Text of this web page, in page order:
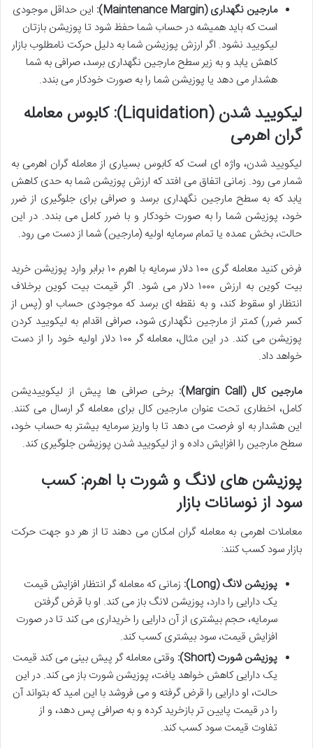
مارجین نگهداری (Maintenance Margin):
این حداقل موجودی
است که باید همیشه در حساب شما حفظ شود تا پوزیشن بازتان
لیکویید نشود. اگر ارزش پوزیشن شما به دلیل حرکت نامطلوب بازار
کاهش یابد و به زیر سطح مارجین نگهداری برسد، صرافی به شما
هشدار می دهد یا پوزیشن شما را به صورت خودکار می بندد.
لیکویید شدن (Liquidation): کابوس معامله
گران اهرمی
لیکویید شدن، واژه ای است که کابوس بسیاری از معامله گران اهرمی به
شمار می رود. زمانی اتفاق می افتد که ارزش پوزیشن شما به حدی کاهش
یابد که به سطح مارجین نگهداری برسد و صرافی برای جلوگیری از ضرر
خود، پوزیشن شما را به صورت خودکار و با ضرر کامل می بندد. در این
حالت، بخش عمده یا تمام سرمایه اولیه (مارجین) شما از دست می رود.
فرض کنید معامله گری ۱۰۰ دلار سرمایه با اهرم ۱۰ برابر وارد پوزیشن خرید
بیت کوین به ارزش ۱۰۰۰ دلار می شود. اگر قیمت بیت کوین برخلاف
انتظار او سقوط کند، و به نقطه ای برسد که موجودی حساب او (پس از
کسر ضرر) کمتر از مارجین نگهداری شود، صرافی اقدام به لیکویید کردن
پوزیشن می کند. در این مثال، معامله گر ۱۰۰ دلار اولیه خود را از دست
خواهد داد.
مارجین کال (Margin Call):
برخی صرافی ها پیش از لیکوییدیشن
کامل، اخطاری تحت عنوان مارجین کال برای معامله گر ارسال می کنند.
این هشدار به او فرصت می دهد تا با واریز سرمایه بیشتر به حساب خود،
سطح مارجین را افزایش داده و از لیکویید شدن پوزیشن جلوگیری کند.
پوزیشن های لانگ و شورت با اهرم: کسب
سود از نوسانات بازار
معاملات اهرمی به معامله گران امکان می دهند تا از هر دو جهت حرکت
بازار سود کسب کنند:
پوزیشن لانگ (Long):
زمانی که معامله گر انتظار افزایش قیمت
یک دارایی را دارد، پوزیشن لانگ باز می کند. او با قرض گرفتن
سرمایه، حجم بیشتری از آن دارایی را خریداری می کند تا در صورت
افزایش قیمت، سود بیشتری کسب کند.
پوزیشن شورت (Short):
وقتی معامله گر پیش بینی می کند قیمت
یک دارایی کاهش خواهد یافت، پوزیشن شورت باز می کند. در این
حالت، او دارایی را قرض گرفته و می فروشد با این امید که بتواند آن
را در قیمت پایین تر بازخرید کرده و به صرافی پس دهد، و از
تفاوت قیمت سود کسب کند.